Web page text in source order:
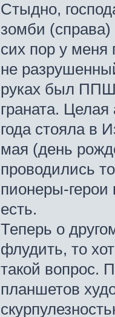
Стыдно,
зомби
сих пор у меня
не
руках был
граната.
года стояла в
мая (день
проводились
пионеры-герои
есть.
Теперь о
флудить, то
такой вопрос.
планшетов